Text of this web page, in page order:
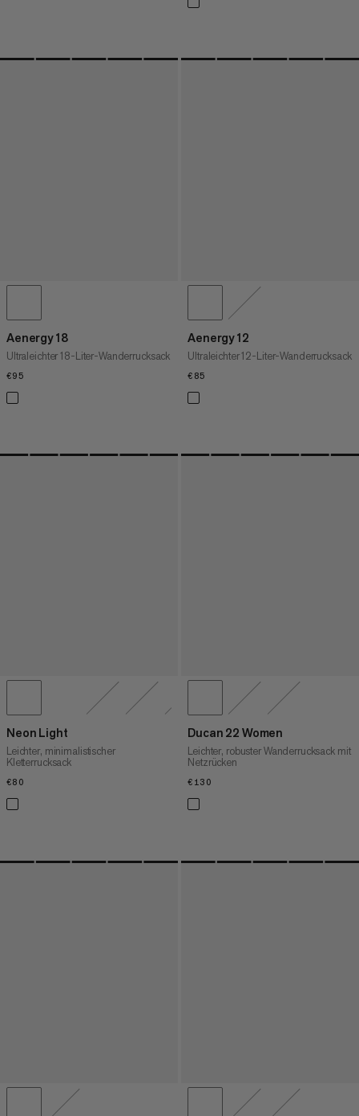
Aenergy 18
Ultraleichter 18-Liter-Wanderrucksack
€95
Aenergy 12
Ultraleichter 12-Liter-Wanderrucksack
€85
Neon Light
Leichter, minimalistischer
Kletterrucksack
€80
Ducan 22 Women
Leichter, robuster Wanderrucksack mit
Netzrücken
€130